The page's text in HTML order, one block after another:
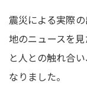
震災による実際
地のニュースを
と人との触れ合
なりました。